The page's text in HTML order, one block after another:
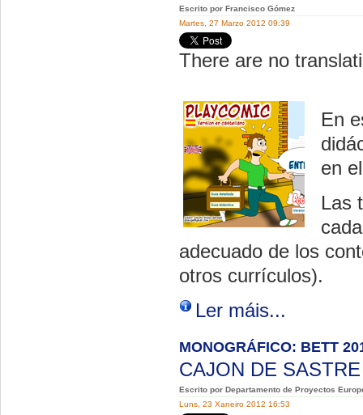
Escrito por Francisco Gómez
Martes, 27 Marzo 2012 09:39
There are no
En
en
Las
adecuado de los
otros currículos).
Ler máis...
MONOGRÁFICO: BETT
CAJON DE
Escrito por Departamento de Proyectos
Luns, 23 Xaneiro 2012 16:53